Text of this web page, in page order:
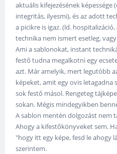
aktuális kifejezésének
integritás, ilyesmi), és az adott
a picikre is igaz. (ld.
technika nem ismert esetleg,
Ami a sablonokat, instant
festő tudna megalkotni egy
azt. Már amelyik, mert legutóbb
képeket, amit egy ovis letagadna
sok festő másol. Rengeteg
sokan. Mégis mindegyikben
A sablon mentén dolgozást nem
Ahogy a kifestőkönyveket sem.
"hogy itt egy képe, fesd le ahogy
szerintem.